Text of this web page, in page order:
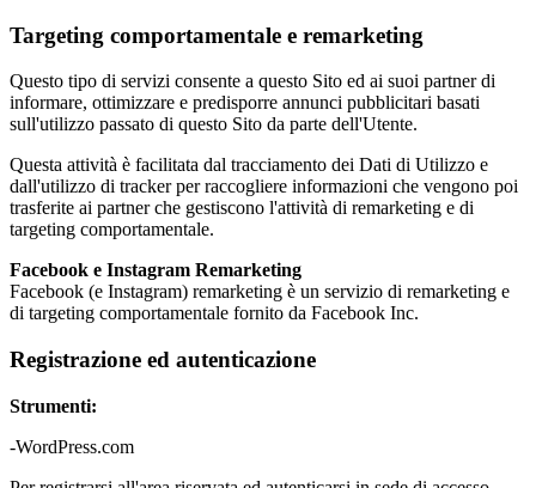
Targeting comportamentale e remarketing
Questo tipo di servizi consente a questo Sito ed ai suoi partner di
informare, ottimizzare e predisporre annunci pubblicitari basati
sull'utilizzo passato di questo Sito da parte dell'Utente.
Questa attività è facilitata dal tracciamento dei Dati di Utilizzo e
dall'utilizzo di tracker per raccogliere informazioni che vengono poi
trasferite ai partner che gestiscono l'attività di remarketing e di
targeting comportamentale.
Facebook e Instagram Remarketing
Facebook (e Instagram) remarketing è un servizio di remarketing e
di targeting comportamentale fornito da Facebook Inc.
Registrazione ed autenticazione
Strumenti:
-WordPress.com